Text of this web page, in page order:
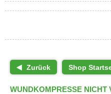
Zurück Shop
WUNDKOMPRESSE NICHT